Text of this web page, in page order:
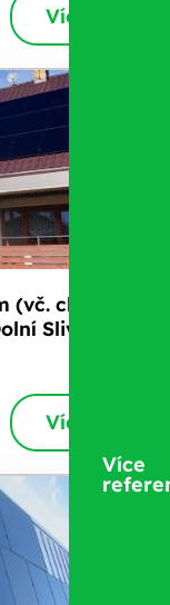
Více
chytré
Slivno
Více
Více